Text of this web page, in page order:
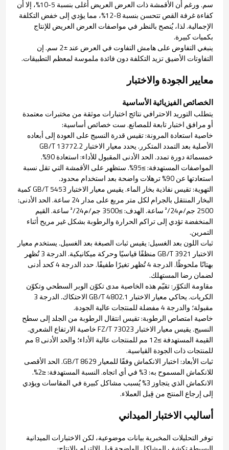
سم. ورغم أن الأقمشة ذات العرض العريض أغلى بنسبة 5-10%، إلا أن
كفاءة غرفة القص تتحسن بنسبة 8-12%، مما يؤدي إلى خفض التكلفة
الإجمالية. لذا، يُنصح بالنظر في مواصفات العرض العريض للإنتاج
بكميات كبيرة.
ينبغي التفاوض على هامش التفاوت في العرض عند ±2 سم. إن
التفاوتات الأضيق تزيد التكلفة دون فائدة ملموسة لمعظم التطبيقات.
معايير الجودة والاختبار
الخصائص الفيزيائية الأساسية
يتطلب التوريد الاحترافي نتائج اختبارات موثقة من مختبرات معتمدة
أو مرافق اختبار تابعة للمصانع. ست خصائص أساسية:
خاصية استعادة المرونة: تقيس قدرة النسيج على العودة إلى أبعاده
الأصلية بعد التمدد المتكرر. يحدد معيار الاختبار GB/T 13772.2
خمسمائة دورة تمدد. الحد الأدنى المقبول للأداء: استعادة 90%.
المواصفات المستهدفة: ≥95%. ستظهر على الأقمشة التي تقل نسبة
استعادتها عن 90% ترهلات واضحة بعد استخدام محدود.
التهوية: تقيس نفاذية بخار الماء. يقيس معيار الاختبار GB/T 5453 كمية
البخار المنتقل بالجرام لكل متر مربع على مدار 24 ساعة. الحد الأدنى:
2500 جم/م²/24 ساعة. الهدف: ≥3500 جم/م²/24 ساعة. القيم
المنخفضة تؤدي إلى تراكم الحرارة والرطوبة بشكل غير مريح أثناء
التمرين.
ثبات اللون بعد الغسيل: يقيس ثبات الصبغة بعد الغسيل. يستخدم معيار
الاختبار GB/T 3921 منظفًا قياسيًا وحركة ميكانيكية. الدرجة 3 تُظهر
بهتانًا ملحوظًا. الدرجة 4 تُظهر تغيرًا طفيفًا. حدد الدرجة 4 كحد أدنى
لضمان رضا المستهلك.
مقاومة التكوّر: تقيّم هذه الخاصية مدى تكوّن الوبر السطحي وتكوّن
الكريات. يحاكي معيار الاختبار GB/T 4802.1 الاحتكاك. الدرجة 3
مقبولة؛ والدرجة 4 مفضلة للمنتجات عالية الجودة.
خاصية امتصاص الرطوبة: تقيس انتقال الرطوبة من الجلد إلى سطح
النسيج. يقيس معيار الاختبار FZ/T 73023 خاصية الارتفاع الشعري.
القيمة المستهدفة ≥12 مم للمنتجات عالية الأداء؛ والحد الأدنى 8 مم
للمنتجات ذات الجودة القياسية.
ثبات الأبعاد: اختبار الانكماش وفقًا للمعيار GB/T 8629. الحد الأقصى
للانكماش المسموح به: 3% في أي اتجاه. النسبة المستهدفة: ≤2%.
الانكماش الذي يتجاوز 3% يُسبب مشاكل كبيرة في المقاسات ويؤدي
إلى إرجاع المنتج من قِبل العملاء.
أساليب الاختبار الميداني
توفر التحليلات المخبرية بيانات موضوعية، لكن الاختبارات الميدانية